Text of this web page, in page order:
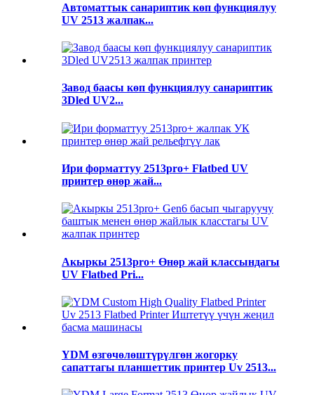
Автоматтык санариптик көп функциялуу
UV 2513 жалпак...
Завод баасы көп функциялуу санариптик
3Dled UV2...
Ири форматтуу 2513pro+ Flatbed UV
принтер өнөр жай...
Акыркы 2513pro+ Өнөр жай классындагы
UV Flatbed Pri...
YDM өзгөчөлөштүрүлгөн жогорку
сапаттагы планшеттик принтер Uv 2513...